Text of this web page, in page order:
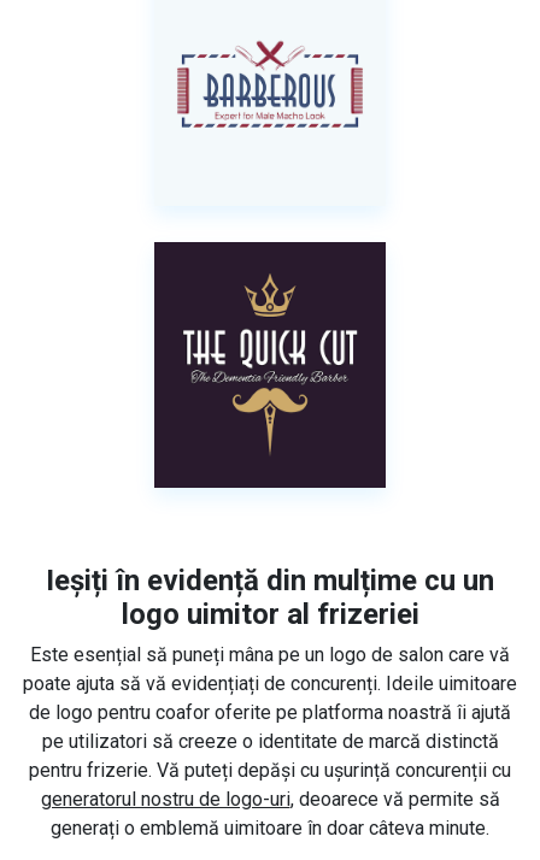
Ieșiți în evidență din mulțime cu un
logo uimitor al frizeriei
Este esențial să puneți mâna pe un logo de salon care vă
poate ajuta să vă evidențiați de concurenți. Ideile uimitoare
de logo pentru coafor oferite pe platforma noastră îi ajută
pe utilizatori să creeze o identitate de marcă distinctă
pentru frizerie. Vă puteți depăși cu ușurință concurenții cu
generatorul nostru de logo-uri, deoarece vă permite să
generați o emblemă uimitoare în doar câteva minute.